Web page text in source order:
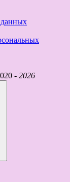
данных
- 2026